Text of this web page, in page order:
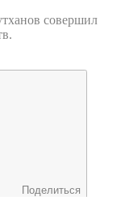
совершил
Поделиться